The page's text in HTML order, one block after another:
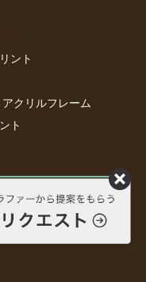
ント
クリルフレーム
ト
募集中
登録（無料）